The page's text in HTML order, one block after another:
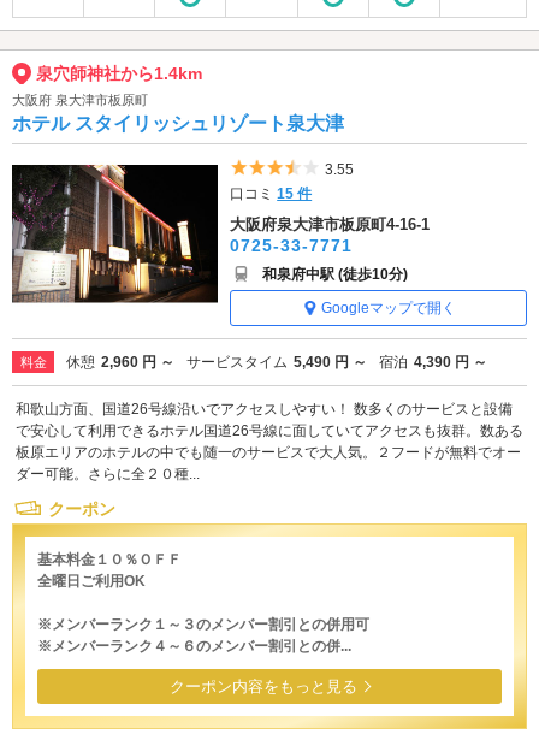
泉穴師神社から1.4km
大阪府 泉大津市板原町
ホテル スタイリッシュリゾート泉大津
5つ星のうち3.5
3.55
口コミ15 件
大阪府泉大津市板原町4-16-1
0725-33-7771
和泉府中駅 (徒歩10分)
Googleマップで開く
料金 休憩 2,960 円 ～ サービスタイム 5,490 円 ～ 宿泊 4,390 円 ～
和歌山方面、国道26号線沿いでアクセスしやすい！ 数多くのサービスと設備
で安心して利用できるホテル国道26号線に面していてアクセスも抜群。数ある
板原エリアのホテルの中でも随一のサービスで大人気。２フードが無料でオー
ダー可能。さらに全２０種...
クーポン
基本料金１０％ＯＦＦ
全曜日ご利用OK
※メンバーランク１～３のメンバー割引との併用可
※メンバーランク４～６のメンバー割引との併...
クーポン内容をもっと見る